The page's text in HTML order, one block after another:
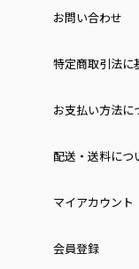
お問い合わせ
特定商取引法に
お⽀払い⽅法に
配送・送料につ
マイアカウント
会員登録